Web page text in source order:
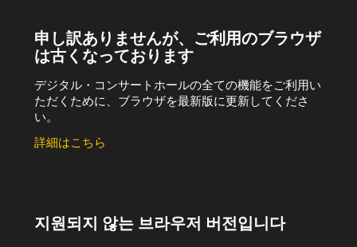
申し訳ありませんが、ご利用のブラウザ
は古くなっております
デジタル・コンサートホールの全ての機能をご利用い
ただくために、ブラウザを最新版に更新してくださ
い。
詳細はこちら
지원되지 않는 브라우저 버전입니다